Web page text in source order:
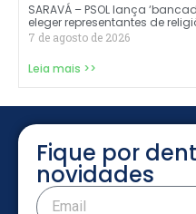
SARAVÁ – PSOL lança
eleger representantes de
7 de agosto de 2026
Leia mais >>
Fique por
novidades